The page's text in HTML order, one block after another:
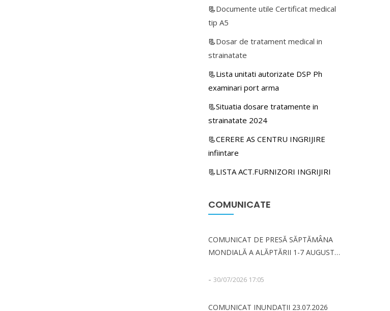
📃Documente utile Certificat medical
tip A5
📃Dosar de tratament medical in
strainatate
📃Lista unitati autorizate DSP Ph
examinari port arma
📃Situatia dosare tratamente in
strainatate 2024
📃CERERE AS CENTRU INGRIJIRE
infiintare
📃LISTA ACT.FURNIZORI INGRIJIRI
COMUNICATE
COMUNICAT DE PRESĂ SĂPTĂMÂNA
MONDIALĂ A ALĂPTĂRII 1-7 AUGUST
- 30/07/2026 17:05
COMUNICAT INUNDAȚII 23.07.2026